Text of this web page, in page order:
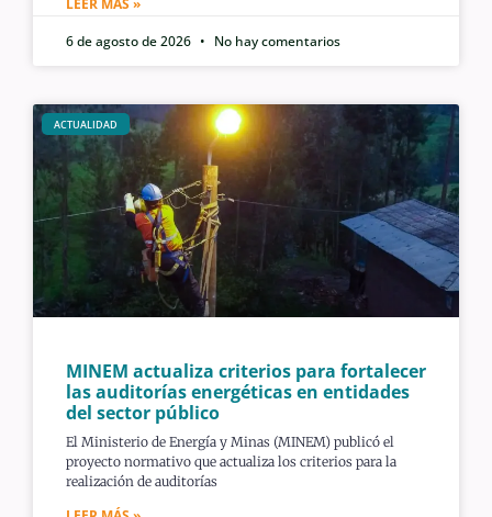
LEER MÁS »
6 de agosto de 2026
No hay comentarios
ACTUALIDAD
MINEM actualiza criterios para fortalecer
las auditorías energéticas en entidades
del sector público
El Ministerio de Energía y Minas (MINEM) publicó el
proyecto normativo que actualiza los criterios para la
realización de auditorías